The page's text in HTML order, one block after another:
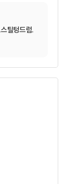
틸텅드럼.